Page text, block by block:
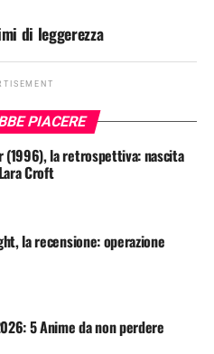
di leggerezza
PIACERE
(1996), la retrospettiva: nascita
Croft
la recensione: operazione
5 Anime da non perdere